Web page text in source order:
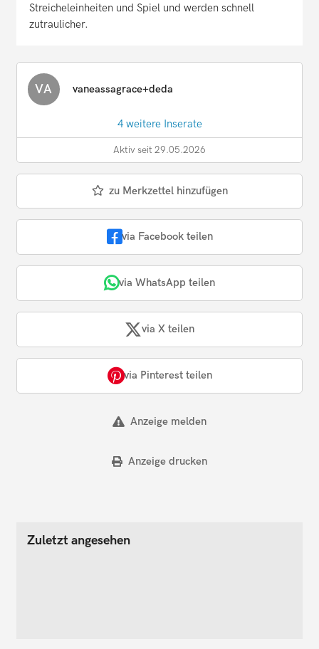
Streicheleinheiten und Spiel und werden schnell
zutraulicher.
VA vaneassagrace+deda
4 weitere Inserate
Aktiv seit 29.05.2026
zu Merkzettel hinzufügen
via Facebook teilen
via WhatsApp teilen
via X teilen
via Pinterest teilen
Anzeige melden
Anzeige drucken
Zuletzt angesehen